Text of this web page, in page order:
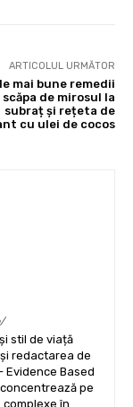
ARTICOLUL URMĂTOR
mai bune remedii
de mirosul la
subraț și rețeta de
cu ulei de cocos
stil de viață
redactarea de
Evidence Based
pe
în